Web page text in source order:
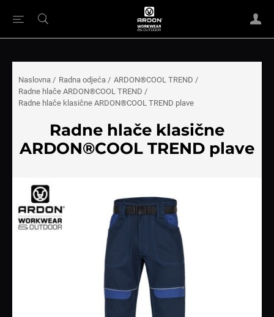
Naslovna / Radna odjeća / ARDON®COOL TREND /
Radne hlače ARDON®COOL TREND /
Radne hlače klasične ARDON®COOL TREND plave
Radne hlače klasične
ARDON®COOL TREND plave